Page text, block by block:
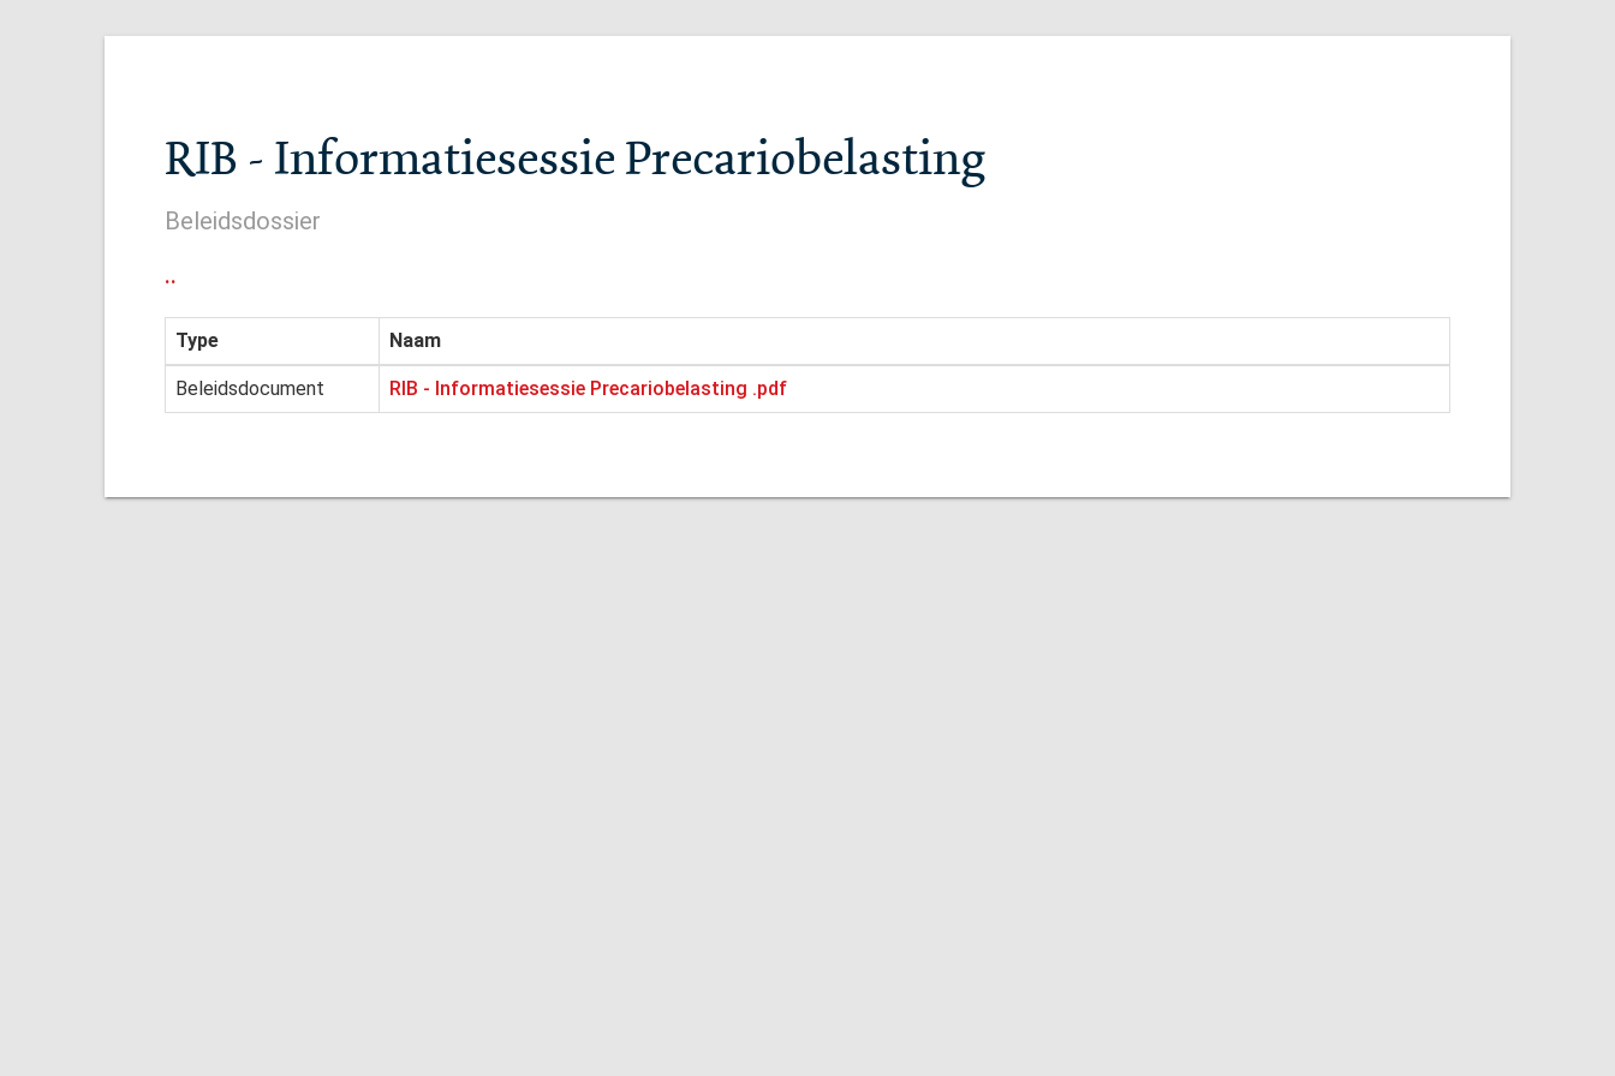
RIB - Informatiesessie Precariobelasting
Beleidsdossier
..
Type Naam
Beleidsdocument RIB - Informatiesessie Precariobelasting .pdf